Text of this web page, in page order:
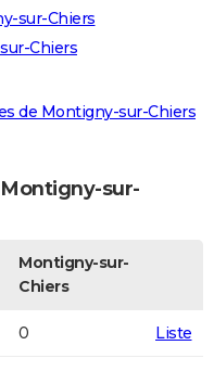
sur-Chiers
Chiers
de Montigny-sur-Chiers
sur-
Montigny-sur-
Chiers
0 Liste